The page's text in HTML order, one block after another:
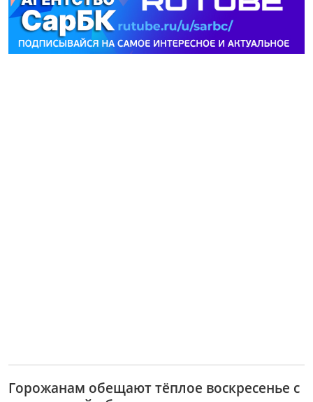
Горожанам обещают тёплое воскресенье с